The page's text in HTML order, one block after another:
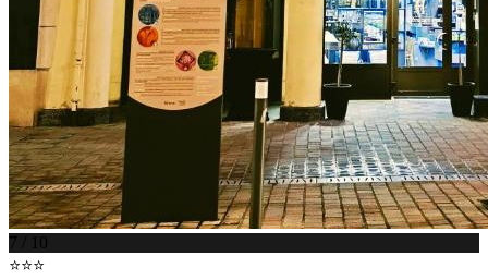
7 / 10
⭐⭐⭐